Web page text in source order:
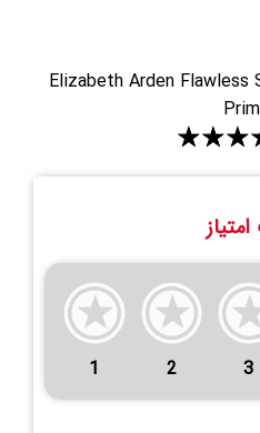
Elizabeth Arden
1 2 3